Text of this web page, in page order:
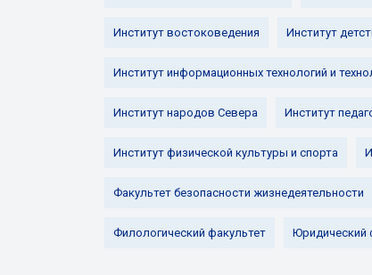
Институт востоковедения Институт
Институт информационных технологий и
Институт народов Севера Институт
Институт физической культуры и спорта
Факультет безопасности жизнедеятельности
Филологический факультет Юридический